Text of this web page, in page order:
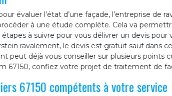
évaluer l’état d’une façade, l’entreprise de
à une étude complète. Cela va
étapes à suivre pour vous délivrer un devis pour
ravalement, le devis est gratuit sauf dans
peut déjà vous conseiller sur plusieurs points
67150, confiez votre projet de traitement de
67150 compétents à votre service